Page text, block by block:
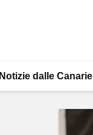
Notizie dalle Canarie